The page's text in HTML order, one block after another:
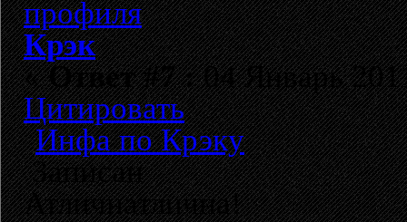
Крэк
«Ответ #7 :04 Январь
Цитировать
Инфа по Крэку
Записан
Атличнатлична!